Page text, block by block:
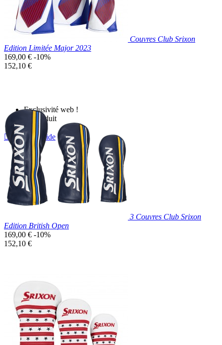
Couvres Club Srixon
Edition Limitée Major 2023
Prix
de
169,00 € -10%
Prix
152,10 €
Exclusivité web !
Prix réduit
 Aperçu rapide
3 Couvres Club Srixon
Edition British Open
Prix
de
169,00 € -10%
Prix
152,10 €
Exclusivité web !
Prix réduit
Aperçu rapide